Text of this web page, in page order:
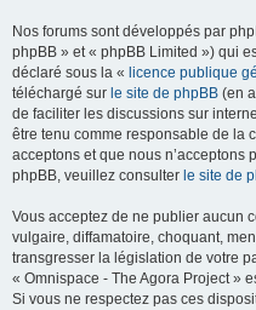
Nos forums sont développés par
phpBB » et « phpBB Limited ») qui
déclaré sous la « licence publique
téléchargé sur le site de phpBB (en
de faciliter les discussions sur
être tenu comme responsable de la
acceptons et que nous n’acceptons
phpBB, veuillez consulter le site de
Vous acceptez de ne publier aucun
vulgaire, diffamatoire, choquant,
transgresser la législation de votre
« Omnispace - The Agora Project »
Si vous ne respectez pas ces